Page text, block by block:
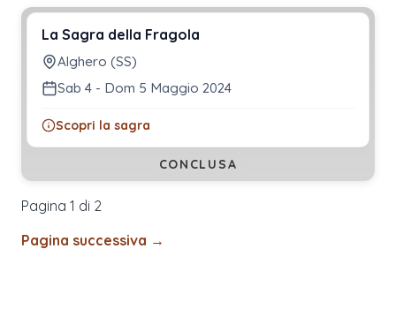
La Sagra della Fragola
Alghero (SS)
Sab 4 - Dom 5 Maggio 2024
Scopri la sagra
CONCLUSA
Pagina 1 di 2
Pagina successiva →